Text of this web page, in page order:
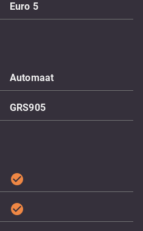
Euro 5
Automaat
GRS905
check_circle
check_circle